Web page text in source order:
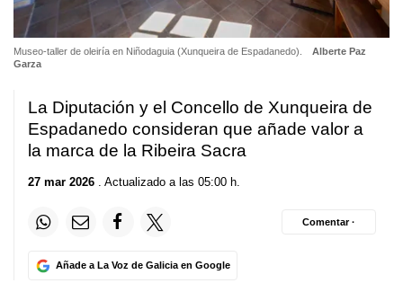
Museo-taller de oleiría en Niñodaguia (Xunqueira de Espadanedo).
Alberte Paz
Garza
La Diputación y el Concello de Xunqueira de
Espadanedo consideran que añade valor a
la marca de la Ribeira Sacra
27 mar 2026 . Actualizado a las 05:00 h.
Añade a La Voz de Galicia en Google
Comentar ·